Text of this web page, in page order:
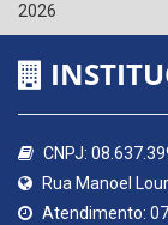
2026
CNPJ:
Rua Manoel
Atendimento: